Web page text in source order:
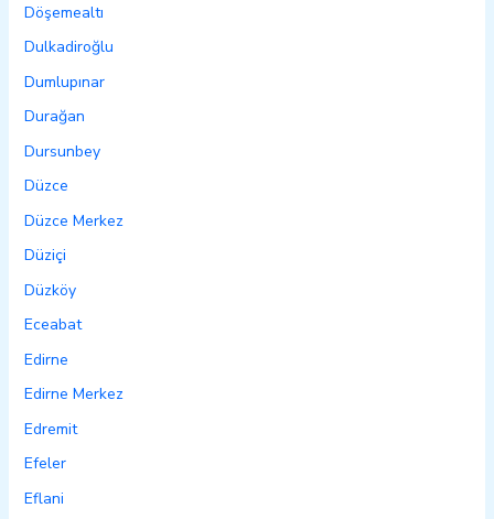
Döşemealtı
Dulkadiroğlu
Dumlupınar
Durağan
Dursunbey
Düzce
Düzce Merkez
Düziçi
Düzköy
Eceabat
Edirne
Edirne Merkez
Edremit
Efeler
Eflani